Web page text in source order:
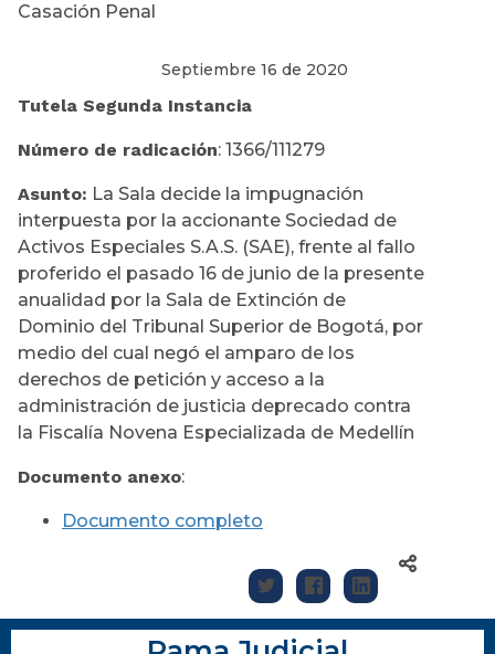
Casación Penal
Septiembre 16 de 2020
Tutela Segunda Instancia
Número de radicación: 1366/111279
Asunto: La Sala decide la impugnación
interpuesta por la accionante Sociedad de
Activos Especiales S.A.S. (SAE), frente al fallo
proferido el pasado 16 de junio de la presente
anualidad por la Sala de Extinción de
Dominio del Tribunal Superior de Bogotá, por
medio del cual negó el amparo de los
derechos de petición y acceso a la
administración de justicia deprecado contra
la Fiscalía Novena Especializada de Medellín
Documento anexo:
Documento completo